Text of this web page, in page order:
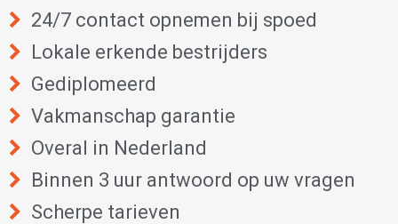
24/7 contact opnemen bij spoed
Lokale erkende bestrijders
Gediplomeerd
Vakmanschap garantie
Overal in Nederland
Binnen 3 uur antwoord op uw vragen
Scherpe tarieven